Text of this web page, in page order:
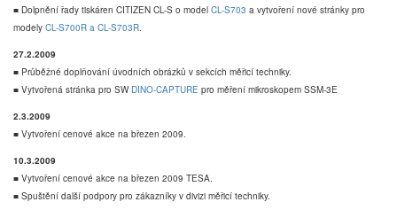
■ Dolpnění řady tiskáren CITIZEN CL-S o model CL-S703 a vytvoření nové stránky pro
modely CL-S700R a CL-S703R.
27.2.2009
■ Průběžné doplňování úvodních obrázků v sekcích měřicí techniky.
■ Vytvořená stránka pro SWDINO-CAPTURE pro měření mikroskopem SSM-3E
2.3.2009
■ Vytvoření cenové akce na březen 2009.
10.3.2009
■ Vytvoření cenové akce na březen 2009 TESA.
■ Spuštění další podpory pro zákazníky v divizi měřicí techniky.